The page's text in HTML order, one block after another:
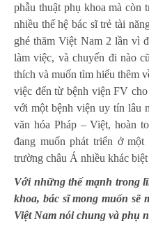
phẫu thuật phụ khoa mà còn
nhiều thế hệ bác sĩ trẻ tài
ghé thăm Việt Nam 2 lần vì
làm việc, và chuyến đi nào
thích và muốn tìm hiểu thêm
việc đến từ bệnh viện FV
với một bệnh viện uy tín lâu
văn hóa Pháp – Việt, hoàn
đang muốn phát triển ở
trường châu Á nhiều khác
Với những thế mạnh trong
khoa, bác sĩ mong muốn sẽ
Việt Nam nói chung và phụ